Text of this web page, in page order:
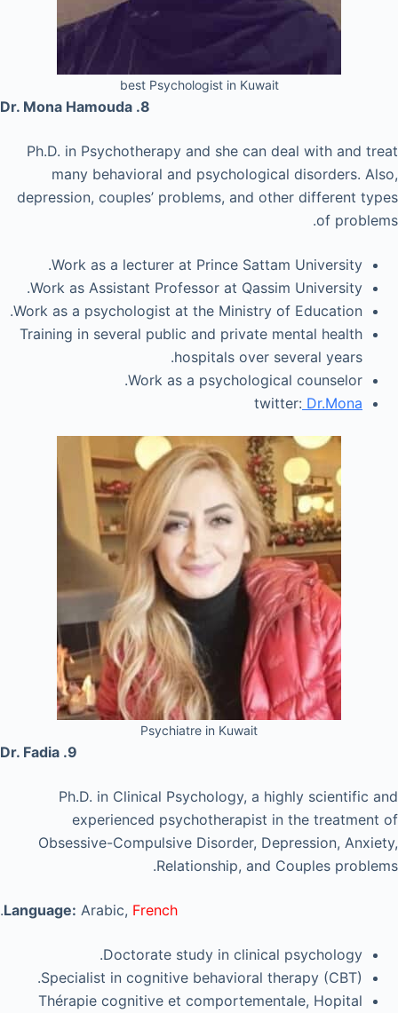
best Psychologist in Kuwait
8. Dr. Mona Hamouda
Ph.D. in Psychotherapy and she can deal with and treat
many behavioral and psychological disorders. Also,
depression, couples’ problems, and other different types
of problems.
Work as a lecturer at Prince Sattam University.
Work as Assistant Professor at Qassim University.
Work as a psychologist at the Ministry of Education.
Training in several public and private mental health
hospitals over several years.
Work as a psychological counselor.
twitter: Dr.Mona
Psychiatre in Kuwait
9. Dr. Fadia
Ph.D. in Clinical Psychology, a highly scientific and
experienced psychotherapist in the treatment of
Obsessive-Compulsive Disorder, Depression, Anxiety,
Relationship, and Couples problems.
Language: Arabic, French
.
Doctorate study in clinical psychology.
Specialist in cognitive behavioral therapy (CBT).
Thérapie cognitive et comportementale, Hopital